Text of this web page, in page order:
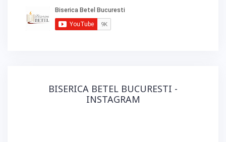
BISERICA BETEL BUCURESTI -
INSTAGRAM